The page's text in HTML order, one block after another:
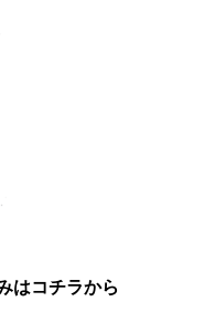
はコチラから